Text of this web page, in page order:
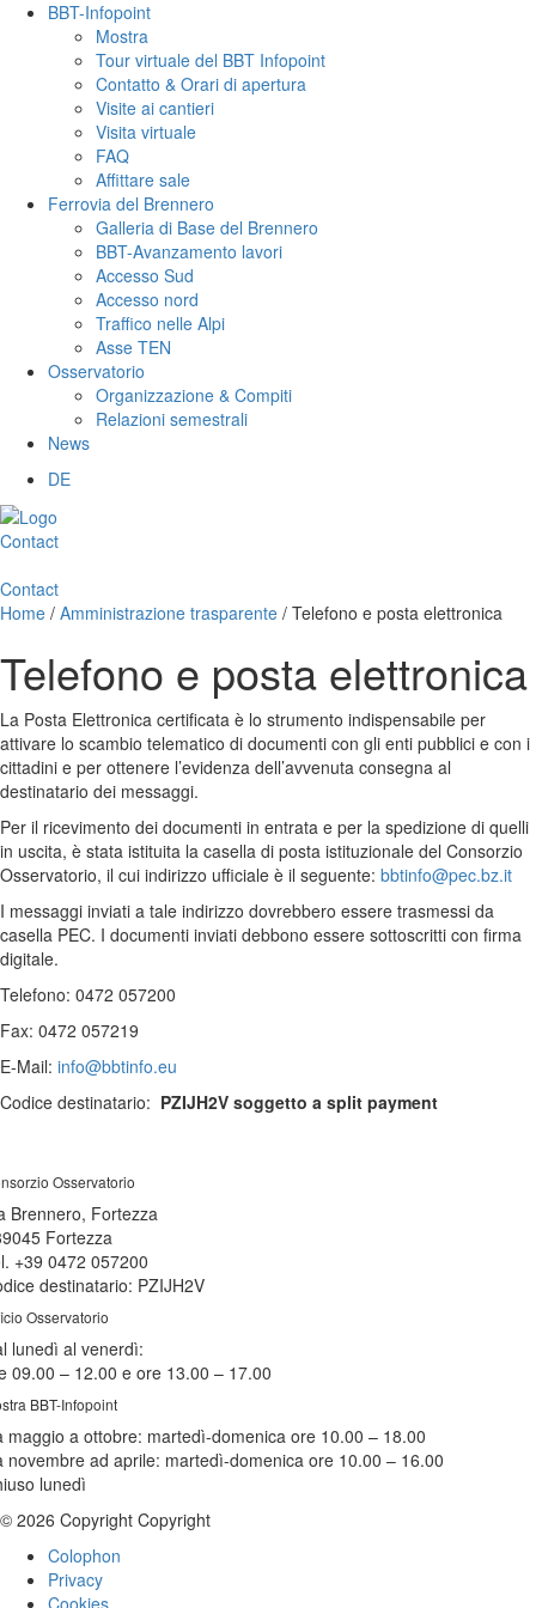
BBT-Infopoint
Mostra
Tour virtuale del BBT Infopoint
Contatto & Orari di apertura
Visite ai cantieri
Visita virtuale
FAQ
Affittare sale
Ferrovia del Brennero
Galleria di Base del Brennero
BBT-Avanzamento lavori
Accesso Sud
Accesso nord
Traffico nelle Alpi
Asse TEN
Osservatorio
Organizzazione & Compiti
Relazioni semestrali
News
DE
Contact
Contact
Home / Amministrazione trasparente / Telefono e posta elettronica
Telefono e posta elettronica
La Posta Elettronica certificata è lo strumento indispensabile per
attivare lo scambio telematico di documenti con gli enti pubblici e con i
cittadini e per ottenere l’evidenza dell’avvenuta consegna al
destinatario dei messaggi.
Per il ricevimento dei documenti in entrata e per la spedizione di quelli
in uscita, è stata istituita la casella di posta istituzionale del Consorzio
Osservatorio, il cui indirizzo ufficiale è il seguente: bbtinfo@pec.bz.it
I messaggi inviati a tale indirizzo dovrebbero essere trasmessi da
casella PEC. I documenti inviati debbono essere sottoscritti con firma
digitale.
Telefono: 0472 057200
Fax: 0472 057219
E-Mail: info@bbtinfo.eu
Codice destinatario: PZIJH2V soggetto a split payment
Osservatorio
Brennero, Fortezza
Fortezza
+39 0472 057200
destinatario: PZIJH2V
Osservatorio
lunedì al venerdì:
09.00 – 12.00 e ore 13.00 – 17.00
BBT-Infopoint
maggio a ottobre: martedì-domenica ore 10.00 – 18.00
novembre ad aprile: martedì-domenica ore 10.00 – 16.00
lunedì
© 2026 Copyright Copyright
Colophon
Privacy